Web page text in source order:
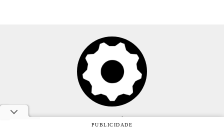
Anuncie
PUBLICIDADE